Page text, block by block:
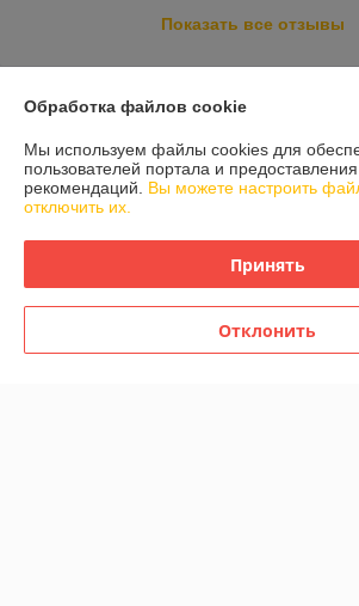
Показать все отзывы
О нас
Контакты
Доставка и оплата
Обработка файлов cookie
Мы используем файлы cookies для
пользователей портала и
рекомендаций. Вы можете настроить
отключить их.
Принять
Отклонить